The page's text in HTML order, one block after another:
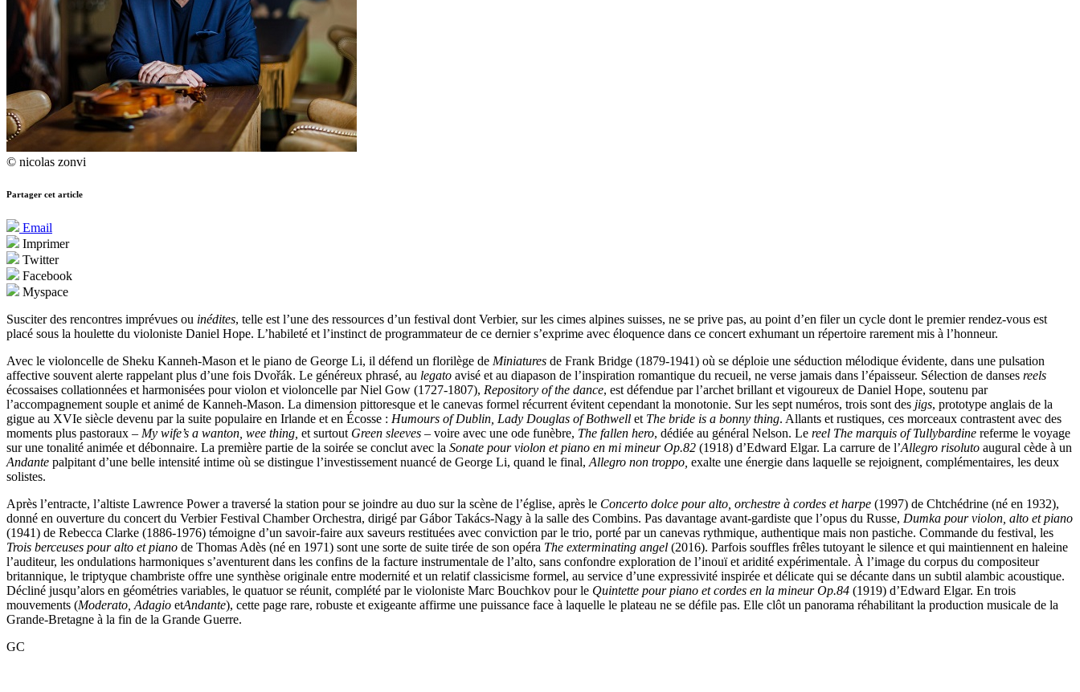
© nicolas zonvi
Partager cet article
Email
Imprimer
Twitter
Facebook
Myspace
Susciter des rencontres imprévues ou inédites, telle est l’une des ressources d’un festival dont Verbier, sur les cimes alpines suisses, ne se prive pas, au point d’en filer un cycle dont le premier rendez-vous est
placé sous la houlette du violoniste Daniel Hope. L’habileté et l’instinct de programmateur de ce dernier s’exprime avec éloquence dans ce concert exhumant un répertoire rarement mis à l’honneur.
Avec le violoncelle de Sheku Kanneh-Mason et le piano de George Li, il défend un florilège de Miniatures de Frank Bridge (1879-1941) où se déploie une séduction mélodique évidente, dans une pulsation
affective souvent alerte rappelant plus d’une fois Dvořák. Le généreux phrasé, au legato avisé et au diapason de l’inspiration romantique du recueil, ne verse jamais dans l’épaisseur. Sélection de danses reels
écossaises collationnées et harmonisées pour violon et violoncelle par Niel Gow (1727-1807), Repository of the dance, est défendue par l’archet brillant et vigoureux de Daniel Hope, soutenu par
l’accompagnement souple et animé de Kanneh-Mason. La dimension pittoresque et le canevas formel récurrent évitent cependant la monotonie. Sur les sept numéros, trois sont des jigs, prototype anglais de la
gigue au XVIe siècle devenu par la suite populaire en Irlande et en Écosse : Humours of Dublin, Lady Douglas of Bothwell et The bride is a bonny thing. Allants et rustiques, ces morceaux contrastent avec des
moments plus pastoraux – My wife’s a wanton, wee thing, et surtout Green sleeves – voire avec une ode funèbre, The fallen hero, dédiée au général Nelson. Le reel The marquis of Tullybardine referme le voyage
sur une tonalité animée et débonnaire. La première partie de la soirée se conclut avec la Sonate pour violon et piano en mi mineur Op.82 (1918) d’Edward Elgar. La carrure de l’Allegro risoluto augural cède à un
Andante palpitant d’une belle intensité intime où se distingue l’investissement nuancé de George Li, quand le final, Allegro non troppo, exalte une énergie dans laquelle se rejoignent, complémentaires, les deux
solistes.
Après l’entracte, l’altiste Lawrence Power a traversé la station pour se joindre au duo sur la scène de l’église, après le Concerto dolce pour alto, orchestre à cordes et harpe (1997) de Chtchédrine (né en 1932),
donné en ouverture du concert du Verbier Festival Chamber Orchestra, dirigé par Gábor Takács-Nagy à la salle des Combins. Pas davantage avant-gardiste que l’opus du Russe, Dumka pour violon, alto et piano
(1941) de Rebecca Clarke (1886-1976) témoigne d’un savoir-faire aux saveurs restituées avec conviction par le trio, porté par un canevas rythmique, authentique mais non pastiche. Commande du festival, les
Trois berceuses pour alto et piano de Thomas Adès (né en 1971) sont une sorte de suite tirée de son opéra The exterminating angel (2016). Parfois souffles frêles tutoyant le silence et qui maintiennent en haleine
l’auditeur, les ondulations harmoniques s’aventurent dans les confins de la facture instrumentale de l’alto, sans confondre exploration de l’inouï et aridité expérimentale. À l’image du corpus du compositeur
britannique, le triptyque chambriste offre une synthèse originale entre modernité et un relatif classicisme formel, au service d’une expressivité inspirée et délicate qui se décante dans un subtil alambic acoustique.
Décliné jusqu’alors en géométries variables, le quatuor se réunit, complété par le violoniste Marc Bouchkov pour le Quintette pour piano et cordes en la mineur Op.84 (1919) d’Edward Elgar. En trois
mouvements (Moderato, Adagio etAndante), cette page rare, robuste et exigeante affirme une puissance face à laquelle le plateau ne se défile pas. Elle clôt un panorama réhabilitant la production musicale de la
Grande-Bretagne à la fin de la Grande Guerre.
GC